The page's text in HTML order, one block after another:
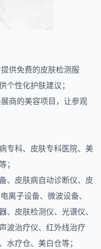
供免费的皮肤检测服
个性化护肤建议；
商的美容项目，让参观
专科、皮肤专科医院、美
；
、皮肤病自动诊断仪、皮
离子设备、微波设备、
、皮肤检测仪、光谱仪、
波治疗仪、红外线治疗
水疗仓、美白仓等；